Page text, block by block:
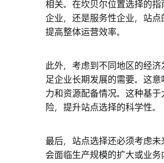
相关。在坎贝尔位置选择的
企业，还是服务性企业，站
提高整体运营效率。
此外，考虑到不同地区的经
足企业长期发展的需要。这
力和资源配备情况。这种基
险，提升站点选择的科学性。
最后，站点选择还必须考虑
会面临生产规模的扩大或业